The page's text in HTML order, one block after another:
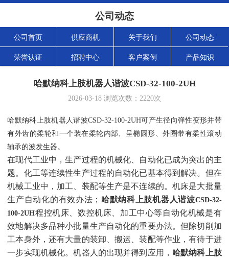
公司动态
公司首页 供应商机 关于我们 公司动态
荣誉认证 招聘中心 客户案例 产品知识
哈默纳科上肢机器人谐波CSD-32-100-2UH
2026-03-18 浏览次数： 2220次
哈默纳科上肢机器人谐波CSD-32-100-2UH可产生径向弹性变形并带
有外齿的柔轮和一个装在柔轮内部、呈椭圆形、外圈带有柔性滚动
轴承的波发生器。
在现代工业中，生产过程的机械化、自动化已成为突出的主
题。化工等连续性生产过程的自动化已基本得到解决。但在
机械工业中，加工、装配等生产是不连续的。机床是大批量
生产自动化的有效办法； 哈默纳科上肢机器人谐波CSD-32-
100-2UH程控机床、数控机床、加工中心等自动化机械是有
效地解决多品种小批量生产自动化的重要办法。但除切削加
工本身外，还有大量的装卸、搬运、装配等作业，有待于进
一步实现机械化。机器人的出现并得到应用， 哈默纳科上肢